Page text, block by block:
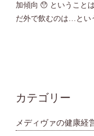
加傾向 😯 ということ
だ外で飲むのは…とい
カテゴリー
メディヴァの健康経